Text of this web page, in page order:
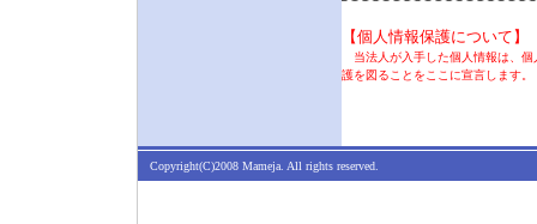
【個人情報保護について】
当法人が入手した個人情報は、
護を図ることをここに宣言します。
Copyright(C)2008 Mameja. All rights reserved.